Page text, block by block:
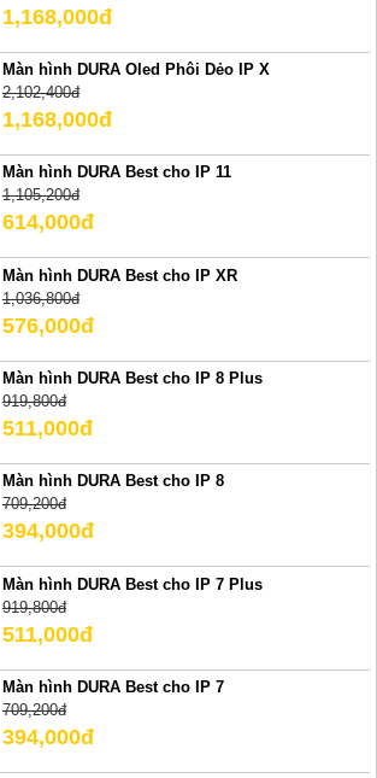
1,168,000đ
Màn hình DURA Oled Phôi Dẻo IP X
2,102,400đ
1,168,000đ
Màn hình DURA Best cho IP 11
1,105,200đ
614,000đ
Màn hình DURA Best cho IP XR
1,036,800đ
576,000đ
Màn hình DURA Best cho IP 8 Plus
919,800đ
511,000đ
Màn hình DURA Best cho IP 8
709,200đ
394,000đ
Màn hình DURA Best cho IP 7 Plus
919,800đ
511,000đ
Màn hình DURA Best cho IP 7
709,200đ
394,000đ